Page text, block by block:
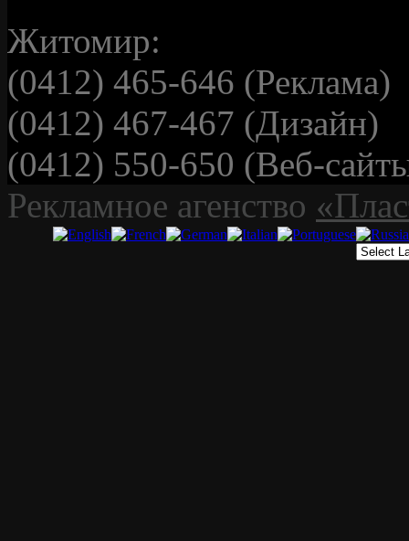
Житомир:
(0412) 465-646 (Реклама)
(0412) 467-467 (Дизайн)
(0412) 550-650 (Веб-
Рекламное агенство